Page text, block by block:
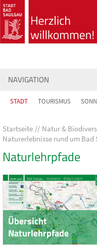
NAVIGATION
STADT TOURISMUS
Startseite Natur &
Naturerlebnisse rund um Bad
Naturlehrpfade
Übersicht
Naturlehrpfade